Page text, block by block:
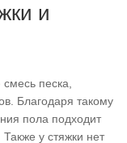
и
песка,
Благодаря такому
пола подходит
у стяжки нет